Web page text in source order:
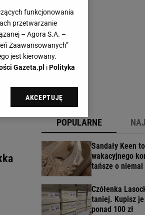
POPULARNE
Sandały Keen
wakacyjnego
tańsze o niemal
Czółenka
taniej. Kupisz
ponad 100 zł
funkcjonowania
przetwarzanie
– Agora S.A. –
Zaawansowanych”
jest kierowany.
Gazeta.pl iPolityka
sp. z o.o., jej
danych poprzez
Zmiana ustawień
celów identyfikacji.
reklam i treści,
AKCEPTUJĘ